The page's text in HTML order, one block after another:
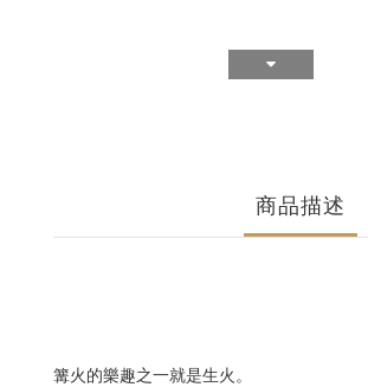
商品描述
篝火的樂趣之一就是生火。